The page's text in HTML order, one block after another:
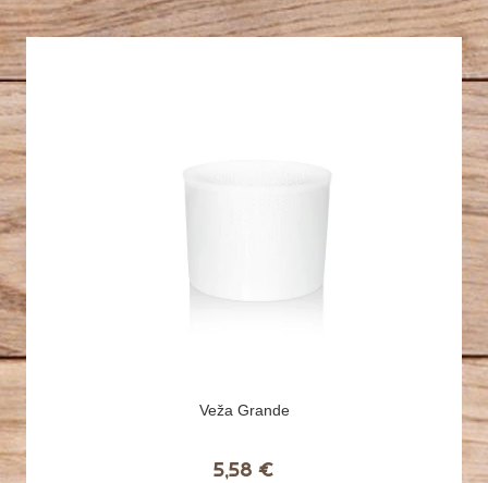
Veža Grande
5,58 €